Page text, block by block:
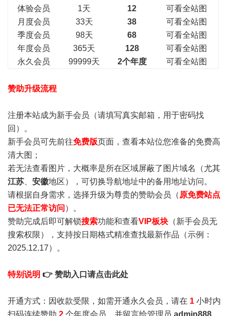
体验会员
1天 12
可看全站图
月度会员
33天 38
可看全站图
季度会员
98天 68
可看全站图
年度会员
365天 128
可看全站图
永久会员
99999天 2个年度 可看全站图
赞助升级流程
注册本站成为新手会员 （请填写真实邮箱，用于密码找
回）。
新手会员可先前往免费版页面，查看本站位您准备的免费高
清大图；
若无法查看图片，大概率是所在区域屏蔽了图片域名（尤其
江苏
安徽地区），可切换导航地址中的备用地址访问。
请根据自身需求，选择升级为尊贵的赞助会员（ 原免费站点
已无法正常访问 ）。
赞助完成后即可解锁搜索功能和查看VIP板块 （新手会员无
搜索权限），支持按日期格式精准查找最新作品（示例：
2025.12.17）。
特别说明 👉 赞助入口请点击此处
开通方式：因收款受限，如需开通永久会员，请在 1 小时内
扫码连续赞助 2 个年度会员，并留言给管理员 admin888